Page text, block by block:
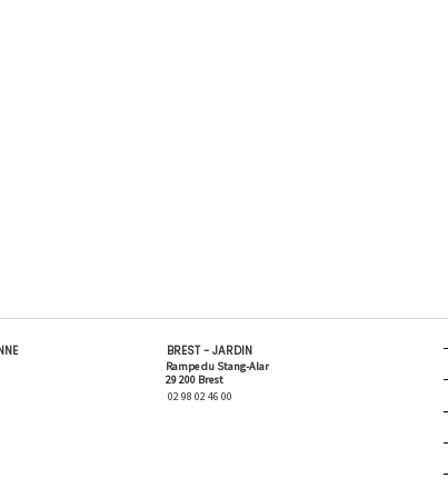
BREST - JARDIN
Rampe du Stang-Alar
29 200 Brest
02 98 02 46 00